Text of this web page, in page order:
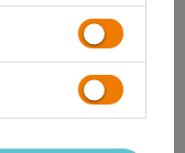
4 5 6 7
8